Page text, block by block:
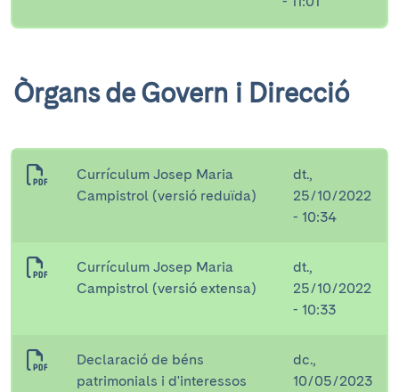
Òrgans de Govern i Direcció
Currículum Josep Maria
Campistrol (versió reduïda)
dt.,
25/10/2022
- 10:34
Currículum Josep Maria
Campistrol (versió extensa)
dt.,
25/10/2022
- 10:33
Declaració de béns
patrimonials i d'interessos
dc.,
10/05/2023